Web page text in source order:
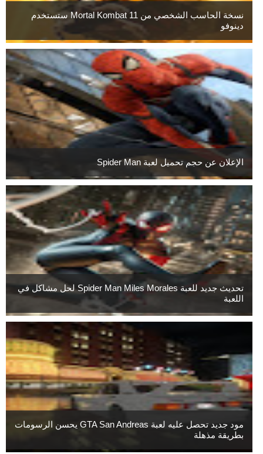
نسخة الحاسب الشخصي من Mortal Kombat 11 ستستخدم
دينوفو
الإعلان عن حجم تحميل لعبة Spider Man
تحديث جديد للعبة Spider Man Miles Morales لحل مشاكل في
اللعبة
مود جديد تحصل عليه لعبة GTA San Andreas يحسن الرسومات
بطريقة مذهلة